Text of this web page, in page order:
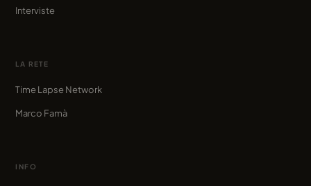
Interviste
LA RETE
Time Lapse Network
Marco Famà
INFO